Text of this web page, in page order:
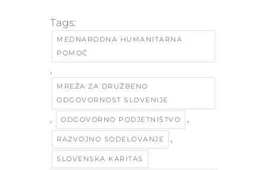
Tags:
MEDNARODNA HUMANITARNA
POMOČ
,
MREŽA ZA DRUŽBENO
ODGOVORNOST SLOVENIJE
, ODGOVORNO PODJETNIŠTVO ,
RAZVOJNO SODELOVANJE ,
SLOVENSKA KARITAS